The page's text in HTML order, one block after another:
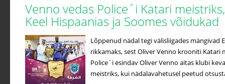
Venno vedas Police´i Katari
Keel Hispaanias ja Soomes võidukad
Lõppenud nädal tegi välisliigades
rikkamaks, sest Oliver Venno krooniti Katari
Police´i esindav Oliver Venno aitas klubi
meistriks, kui nädalavahetusel peetud